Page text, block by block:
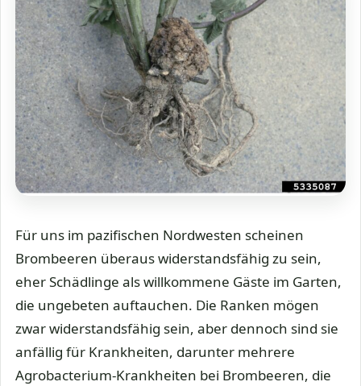
Für uns im pazifischen Nordwesten scheinen
Brombeeren überaus widerstandsfähig zu sein,
eher Schädlinge als willkommene Gäste im Garten,
die ungebeten auftauchen. Die Ranken mögen
zwar widerstandsfähig sein, aber dennoch sind sie
anfällig für Krankheiten, darunter mehrere
Agrobacterium-Krankheiten bei Brombeeren, die